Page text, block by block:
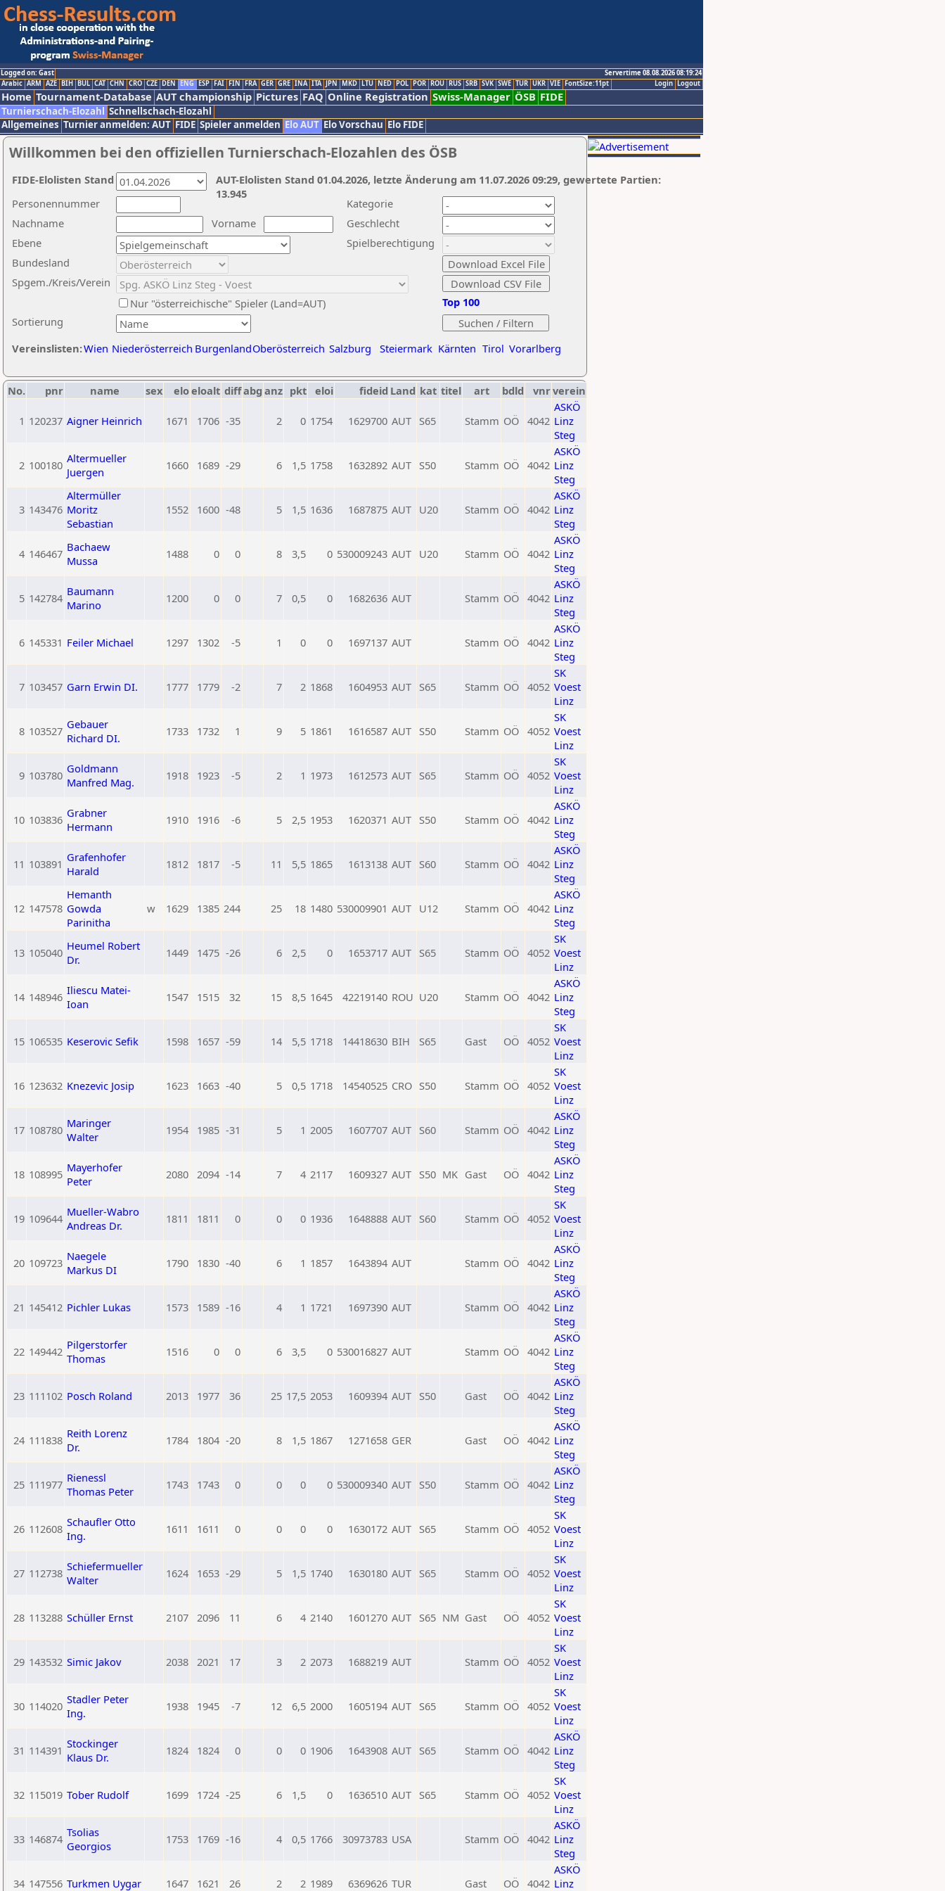
Logged on: Gast
Servertime 08.08.2026 08:19:24
Logout
Login
Arabic ARM AZE BIH BUL CAT CHN CRO CZE DEN ENG ESP FAI FIN FRA GER GRE INA ITA JPN MKD LTU NED POL POR ROU RUS SRB SVK SWE TUR UKR VIE FontSize:11pt
Home Tournament-Database AUT championship Pictures FAQ Online Registration Swiss-Manager ÖSB FIDE
Turnierschach-Elozahl Schnellschach-Elozahl
Allgemeines Turnier anmelden: AUT FIDE Spieler anmelden Elo AUT Elo Vorschau Elo FIDE
Willkommen bei den offiziellen Turnierschach-Elozahlen des ÖSB
Nachname
Vorname
Ebene
Kategorie
Sortierung
Personennummer
Bundesland
Spgem./Kreis/Verein
Geschlecht
Nur "österreichische" Spieler (Land=AUT)
Spielberechtigung
Vereinslisten:Wien Niederösterreich BurgenlandOberösterreich Salzburg Steiermark Kärnten Tirol Vorarlberg
Top 100
AUT-Elolisten Stand 01.04.2026, letzte Änderung am 11.07.2026 09:29, gewertete Partien:
13.945
FIDE-Elolisten Stand
No. pnr name sex eloeloalt diffabg anz pkt eloi fideid Land kat titel art bdld vnrverein
1 120237 Aigner Heinrich 1671 1706 -35 2 0 1754 1629700 AUT S65 Stamm OÖ 4042
ASKÖ
Linz
Steg
2 100180 Altermueller
Juergen
1660 1689 -29 6 1,5 1758 1632892 AUT S50 Stamm OÖ 4042
ASKÖ
Linz
Steg
3 143476
Altermüller
Moritz
Sebastian
1552 1600 -48 5 1,5 1636 1687875 AUT U20 Stamm OÖ 4042
ASKÖ
Linz
Steg
4 146467 Bachaew
Mussa
1488 0 0 8 3,5 0 530009243 AUT U20 Stamm OÖ 4042
ASKÖ
Linz
Steg
5 142784 Baumann
Marino
1200 0 0 7 0,5 0 1682636 AUT Stamm OÖ 4042
ASKÖ
Linz
Steg
6 145331 Feiler Michael 1297 1302 -5 1 0 0 1697137 AUT Stamm OÖ 4042
ASKÖ
Linz
Steg
7 103457 Garn Erwin DI. 1777 1779 -2 7 2 1868 1604953 AUT S65 Stamm OÖ 4052
SK
Voest
Linz
8 103527 Gebauer
Richard DI.
1733 1732 1 9 5 1861 1616587 AUT S50 Stamm OÖ 4052
SK
Voest
Linz
9 103780 Goldmann
Manfred Mag.
1918 1923 -5 2 1 1973 1612573 AUT S65 Stamm OÖ 4052
SK
Voest
Linz
10 103836 Grabner
Hermann
1910 1916 -6 5 2,5 1953 1620371 AUT S50 Stamm OÖ 4042
ASKÖ
Linz
Steg
11 103891 Grafenhofer
Harald
1812 1817 -5 11 5,5 1865 1613138 AUT S60 Stamm OÖ 4042
ASKÖ
Linz
Steg
12 147578
Hemanth
Gowda
Parinitha
w 1629 1385 244 25 18 1480 530009901 AUT U12 Stamm OÖ 4042
ASKÖ
Linz
Steg
13 105040 Heumel Robert
Dr.
1449 1475 -26 6 2,5 0 1653717 AUT S65 Stamm OÖ 4052
SK
Voest
Linz
14 148946 Iliescu Matei-
Ioan
1547 1515 32 15 8,5 1645 42219140 ROU U20 Stamm OÖ 4042
ASKÖ
Linz
Steg
15 106535 Keserovic Sefik 1598 1657 -59 14 5,5 1718 14418630 BIH S65 Gast OÖ 4052
SK
Voest
Linz
16 123632 Knezevic Josip 1623 1663 -40 5 0,5 1718 14540525 CRO S50 Stamm OÖ 4052
SK
Voest
Linz
17 108780 Maringer
Walter
1954 1985 -31 5 1 2005 1607707 AUT S60 Stamm OÖ 4042
ASKÖ
Linz
Steg
18 108995 Mayerhofer
Peter
2080 2094 -14 7 4 2117 1609327 AUT S50 MK Gast OÖ 4042
ASKÖ
Linz
Steg
19 109644 Mueller-Wabro
Andreas Dr.
1811 1811 0 0 0 1936 1648888 AUT S60 Stamm OÖ 4052
SK
Voest
Linz
20 109723 Naegele
Markus DI
1790 1830 -40 6 1 1857 1643894 AUT Stamm OÖ 4042
ASKÖ
Linz
Steg
21 145412 Pichler Lukas 1573 1589 -16 4 1 1721 1697390 AUT Stamm OÖ 4042
ASKÖ
Linz
Steg
22 149442 Pilgerstorfer
Thomas
1516 0 0 6 3,5 0 530016827 AUT Stamm OÖ 4042
ASKÖ
Linz
Steg
23 111102 Posch Roland 2013 1977 36 25 17,5 2053 1609394 AUT S50 Gast OÖ 4042
ASKÖ
Linz
Steg
24 111838 Reith Lorenz
Dr.
1784 1804 -20 8 1,5 1867 1271658 GER Gast OÖ 4042
ASKÖ
Linz
Steg
25 111977 Rienessl
Thomas Peter
1743 1743 0 0 0 0 530009340 AUT S50 Stamm OÖ 4042
ASKÖ
Linz
Steg
26 112608 Schaufler Otto
Ing.
1611 1611 0 0 0 0 1630172 AUT S65 Stamm OÖ 4052
SK
Voest
Linz
27 112738 Schiefermueller
Walter
1624 1653 -29 5 1,5 1740 1630180 AUT S65 Stamm OÖ 4052
SK
Voest
Linz
28 113288 Schüller Ernst 2107 2096 11 6 4 2140 1601270 AUT S65 NM Gast OÖ 4052
SK
Voest
Linz
29 143532 Simic Jakov 2038 2021 17 3 2 2073 1688219 AUT Stamm OÖ 4052
SK
Voest
Linz
30 114020 Stadler Peter
Ing.
1938 1945 -7 12 6,5 2000 1605194 AUT S65 Stamm OÖ 4052
SK
Voest
Linz
31 114391 Stockinger
Klaus Dr.
1824 1824 0 0 0 1906 1643908 AUT S65 Stamm OÖ 4042
ASKÖ
Linz
Steg
32 115019 Tober Rudolf 1699 1724 -25 6 1,5 0 1636510 AUT S65 Stamm OÖ 4052
SK
Voest
Linz
33 146874 Tsolias
Georgios
1753 1769 -16 4 0,5 1766 30973783 USA Stamm OÖ 4042
ASKÖ
Linz
Steg
34 147556 Turkmen Uygar 1647 1621 26 2 2 1989 6369626 TUR Gast OÖ 4042
ASKÖ
Linz